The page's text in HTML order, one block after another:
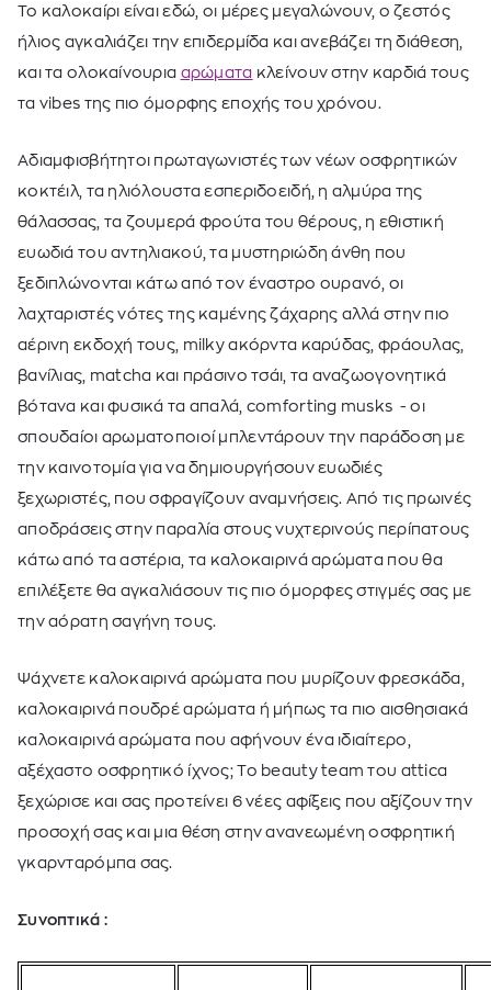
Το καλοκαίρι είναι εδώ, οι μέρες μεγαλώνουν, ο ζεστός
ήλιος αγκαλιάζει την επιδερμίδα και ανεβάζει τη διάθεση,
και τα ολοκαίνουρια αρώματα κλείνουν στην καρδιά τους
τα vibes της πιο όμορφης εποχής του χρόνου.
Αδιαμφισβήτητοι πρωταγωνιστές των νέων οσφρητικών
κοκτέιλ, τα ηλιόλουστα εσπεριδοειδή, η αλμύρα της
θάλασσας, τα ζουμερά φρούτα του θέρους, η εθιστική
ευωδιά του αντηλιακού, τα μυστηριώδη άνθη που
ξεδιπλώνονται κάτω από τον έναστρο ουρανό, οι
λαχταριστές νότες της καμένης ζάχαρης αλλά στην πιο
αέρινη εκδοχή τους, milky ακόρντα καρύδας, φράουλας,
βανίλιας, matcha και πράσινο τσάι, τα αναζωογονητικά
βότανα και φυσικά τα απαλά, comforting musks - οι
σπουδαίοι αρωματοποιοί μπλεντάρουν την παράδοση με
την καινοτομία για να δημιουργήσουν ευωδιές
ξεχωριστές, που σφραγίζουν αναμνήσεις. Από τις πρωινές
αποδράσεις στην παραλία στους νυχτερινούς περίπατους
κάτω από τα αστέρια, τα καλοκαιρινά αρώματα που θα
επιλέξετε θα αγκαλιάσουν τις πιο όμορφες στιγμές σας με
την αόρατη σαγήνη τους.
Ψάχνετε καλοκαιρινά αρώματα που μυρίζουν φρεσκάδα,
καλοκαιρινά πουδρέ αρώματα ή μήπως τα πιο αισθησιακά
καλοκαιρινά αρώματα που αφήνουν ένα ιδιαίτερο,
αξέχαστο οσφρητικό ίχνος; Το beauty team του attica
ξεχώρισε και σας προτείνει 6 νέες αφίξεις που αξίζουν την
προσοχή σας και μια θέση στην ανανεωμένη οσφρητική
γκαρνταρόμπα σας.
Συνοπτικά :